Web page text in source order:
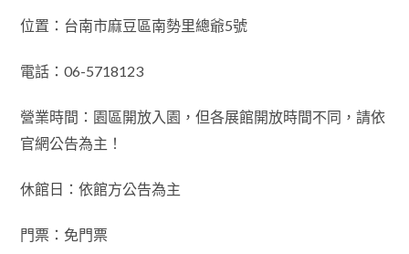
位置：台南市麻豆區南勢里總爺5號
電話：06-5718123
營業時間：園區開放入園 ，但各展館開放時間不同 ，請依
官網公告為主！
休館日：依館方公告為主
門票：免門票